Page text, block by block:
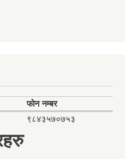
फोन नम्बर
९८४३५७०७५३